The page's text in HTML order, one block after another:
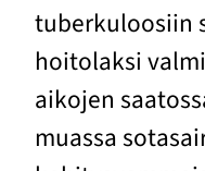
tuberkuloosiin
hoitolaksi
aikojen
muassa